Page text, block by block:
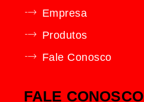
Empresa
Produtos
Fale Conosco
FALE CONOSCO